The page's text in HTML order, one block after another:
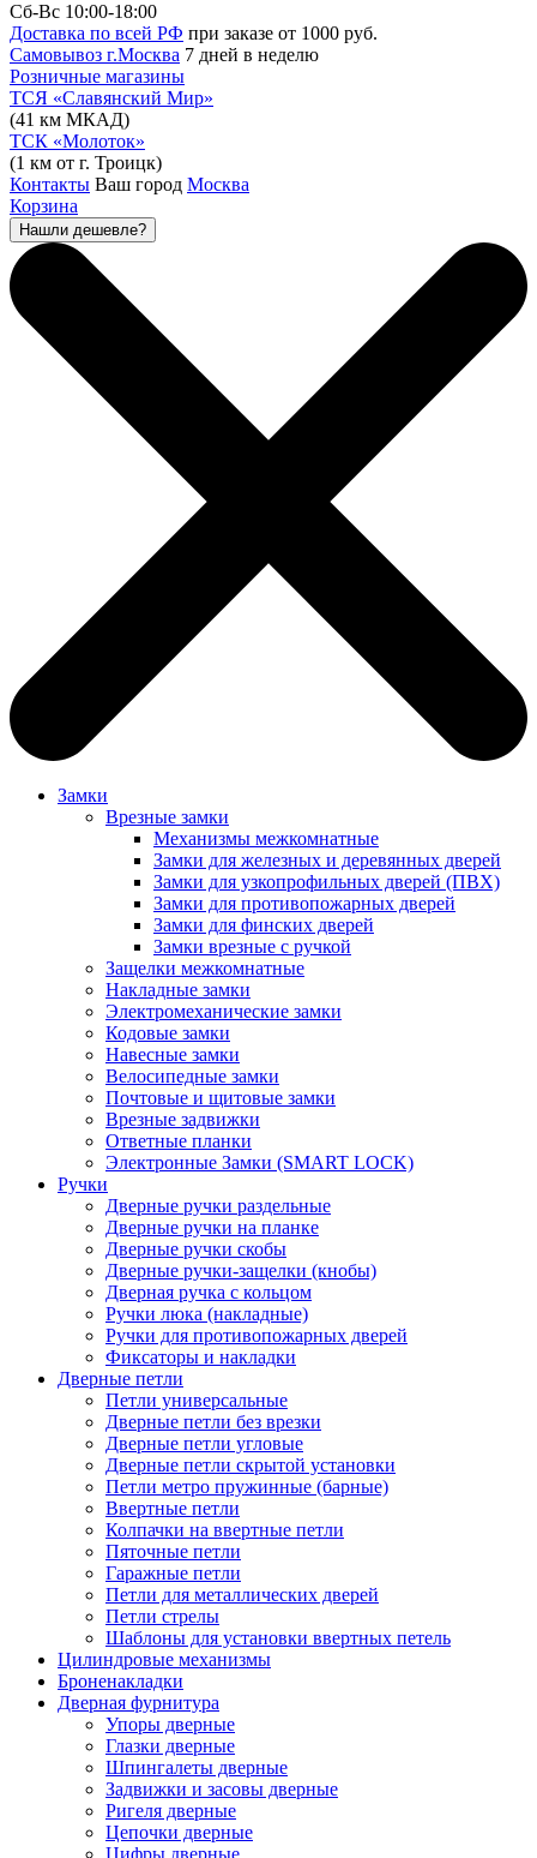
Сб-Вс 10:00-18:00
Доставка по всей РФ при заказе от 1000 руб.
Самовывоз г.Москва 7 дней в неделю
Розничные магазины
ТСЯ «Славянский Мир»
(41 км МКАД)
ТСК «Молоток»
(1 км от г. Троицк)
Контакты Ваш город Москва
Корзина
Нашли дешевле?
Замки
Врезные замки
Механизмы межкомнатные
Замки для железных и деревянных дверей
Замки для узкопрофильных дверей (ПВХ)
Замки для противопожарных дверей
Замки для финских дверей
Замки врезные с ручкой
Защелки межкомнатные
Накладные замки
Электромеханические замки
Кодовые замки
Навесные замки
Велосипедные замки
Почтовые и щитовые замки
Врезные задвижки
Ответные планки
Электронные Замки (SMART LOCK)
Ручки
Дверные ручки раздельные
Дверные ручки на планке
Дверные ручки скобы
Дверные ручки-защелки (кнобы)
Дверная ручка с кольцом
Ручки люка (накладные)
Ручки для противопожарных дверей
Фиксаторы и накладки
Дверные петли
Петли универсальные
Дверные петли без врезки
Дверные петли угловые
Дверные петли скрытой установки
Петли метро пружинные (барные)
Ввертные петли
Колпачки на ввертные петли
Пяточные петли
Гаражные петли
Петли для металлических дверей
Петли стрелы
Шаблоны для установки ввертных петель
Цилиндровые механизмы
Броненакладки
Дверная фурнитура
Упоры дверные
Глазки дверные
Шпингалеты дверные
Задвижки и засовы дверные
Ригеля дверные
Цепочки дверные
Цифры дверные